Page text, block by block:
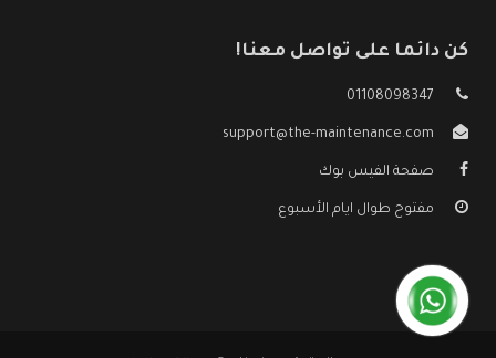
كن دائما على تواصل معنا!
01108098347
support@the-maintenance.com
صفحة الفيس بوك
مفتوح طوال ايام الأسبوع